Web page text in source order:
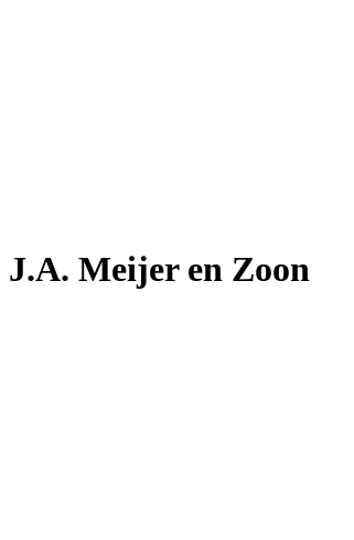
J.A. Meijer en Zoon